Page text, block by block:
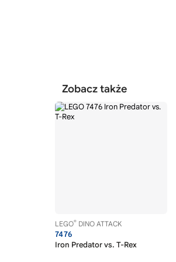
Zobacz także
LEGO® DINO ATTACK
7476
Iron Predator vs. T-Rex